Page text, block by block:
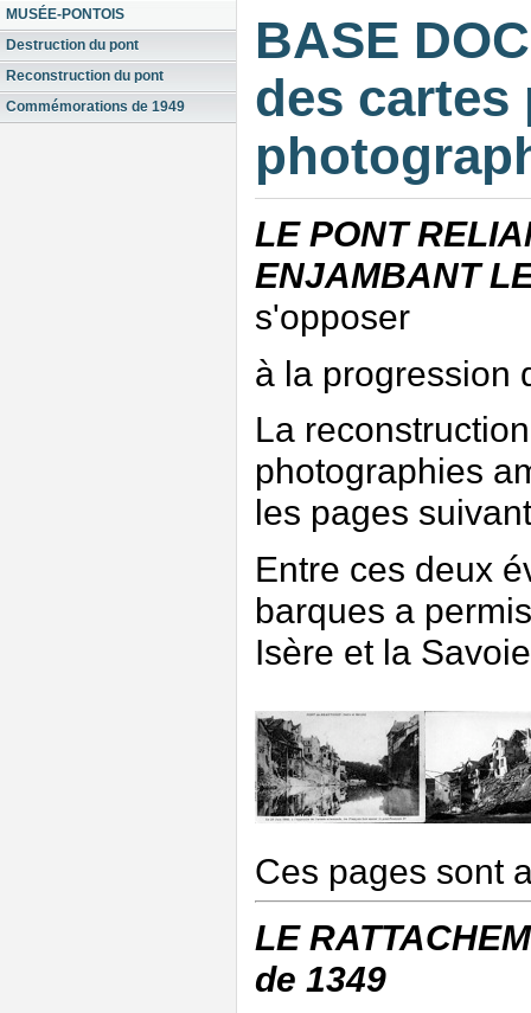
MUSÉE-PONTOIS
Destruction du pont
Reconstruction du pont
Commémorations de 1949
BASE
des cartes
LE PONT
ENJAMBANT
s'opposer
à la progression
La
photographies
les pages
Entre ces deux
barques a
Isère et la
Ces pages sont
LE
de 1349